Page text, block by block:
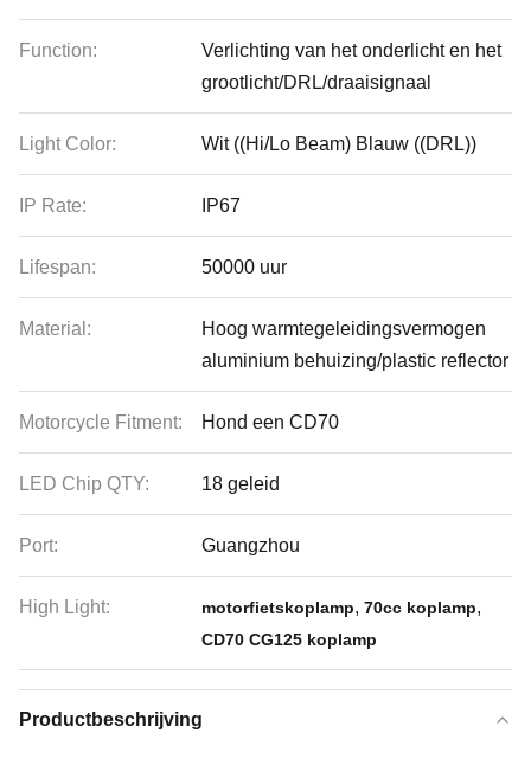
Function:
Verlichting van het onderlicht en het
grootlicht/DRL/draaisignaal
Light Color: Wit ((Hi/Lo Beam) Blauw ((DRL))
IP Rate: IP67
Lifespan: 50000 uur
Material:
Hoog warmtegeleidingsvermogen
aluminium behuizing/plastic reflector
Motorcycle Fitment: Hond een CD70
LED Chip QTY: 18 geleid
Port: Guangzhou
High Light: motorfietskoplamp, 70cc koplamp,
CD70 CG125 koplamp
Productbeschrijving